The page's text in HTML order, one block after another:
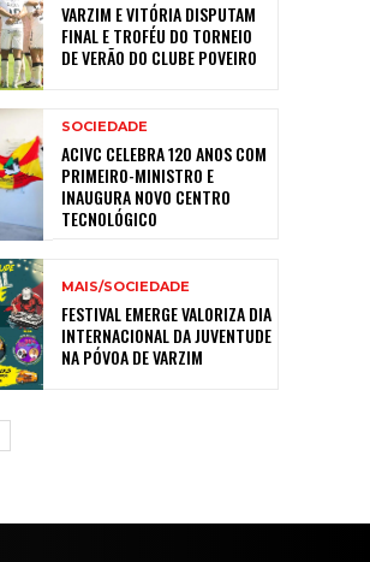
VARZIM E VITÓRIA DISPUTAM
FINAL E TROFÉU DO TORNEIO
DE VERÃO DO CLUBE POVEIRO
SOCIEDADE
ACIVC CELEBRA 120 ANOS COM
PRIMEIRO-MINISTRO E
INAUGURA NOVO CENTRO
TECNOLÓGICO
MAIS/SOCIEDADE
FESTIVAL EMERGE VALORIZA DIA
INTERNACIONAL DA JUVENTUDE
NA PÓVOA DE VARZIM